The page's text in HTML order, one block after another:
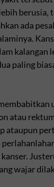
berusia,
ada
kalangan
paling
atau
ataupun
wajar